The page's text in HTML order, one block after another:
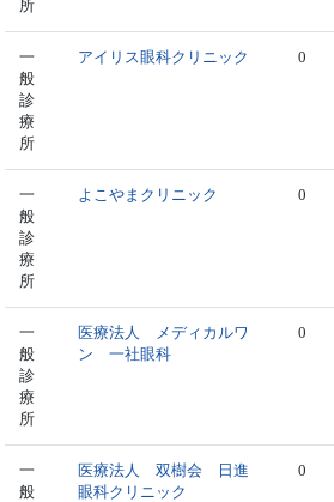
所
一
般
診
療
所
アイリス眼科クリニック 0
一
般
診
療
所
よこやまクリニック 0
一
般
診
療
所
医療法人 メディカルワ
ン 一社眼科
0
一
般
医療法人 双樹会 日進
眼科クリニック
0